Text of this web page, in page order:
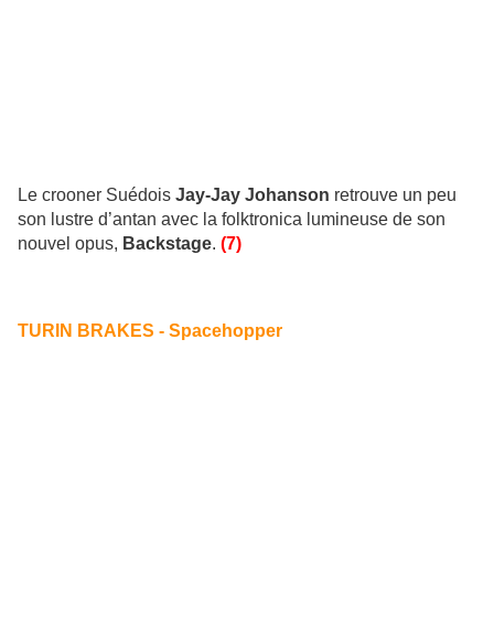
Le crooner Suédois Jay-Jay Johanson retrouve un peu
son lustre d’antan avec la folktronica lumineuse de son
nouvel opus, Backstage. (7)
TURIN BRAKES - Spacehopper